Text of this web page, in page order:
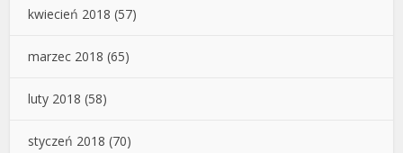
kwiecień 2018 (57)
marzec 2018 (65)
luty 2018 (58)
styczeń 2018 (70)